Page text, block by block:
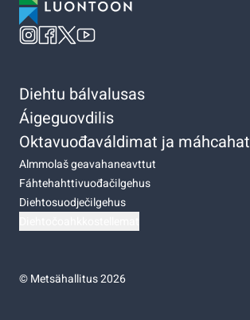
Diehtu bálvalusas
Áigeguovdilis
Oktavuođaváldimat ja máhcahat
Almmolaš geavahaneavttut
Fáhtehahttivuođačilgehus
Diehtosuodječilgehus
©Metsähallitus 2026